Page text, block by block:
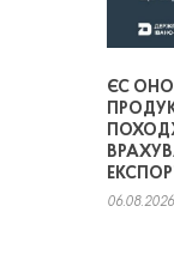
ЄС
06.08.2026